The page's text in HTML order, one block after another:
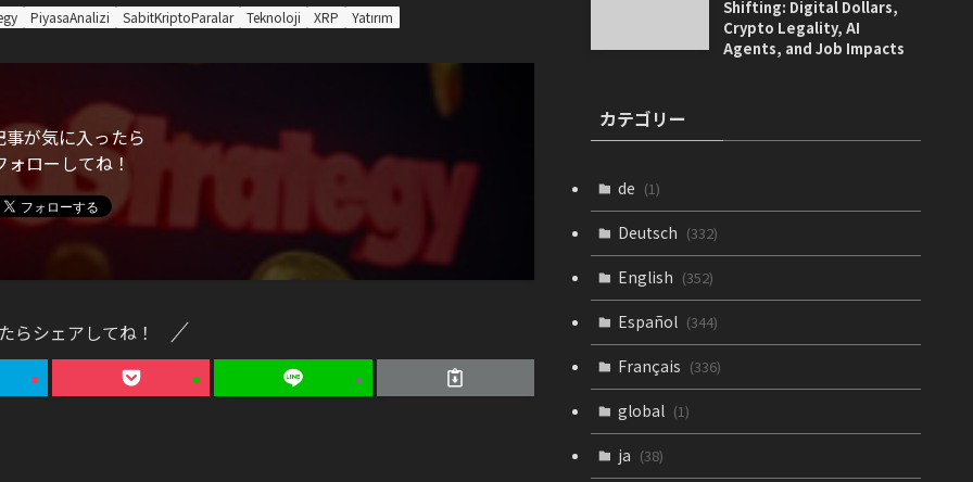
PiyasaAnalizi SabitKriptoParalar Teknoloji XRP Yatırım
事が気に入ったら
ローしてね！
らシェアしてね！
Shifting: Digital Dollars,
Crypto Legality, AI
Agents, and Job Impacts
カテゴリー
de (1)
Deutsch (332)
English (352)
Español (344)
Français (336)
global (1)
ja (38)